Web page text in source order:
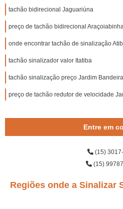
tachão bidirecional Jaguariúna
preço de tachão bidirecional
onde encontrar tachão de sinalização
tachão sinalizador valor Itatiba
tachão sinalização preço Jardim
preço de tachão redutor de velocidade
Entre em
(15)
(15)
Regiões onde a Sinalizar